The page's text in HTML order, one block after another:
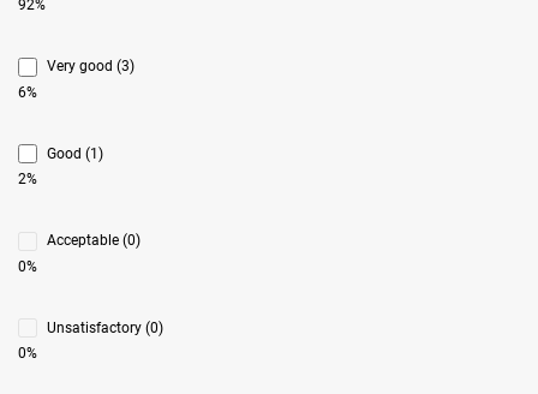
92%
Very good (3)
6%
Good (1)
2%
Acceptable (0)
0%
Unsatisfactory (0)
0%